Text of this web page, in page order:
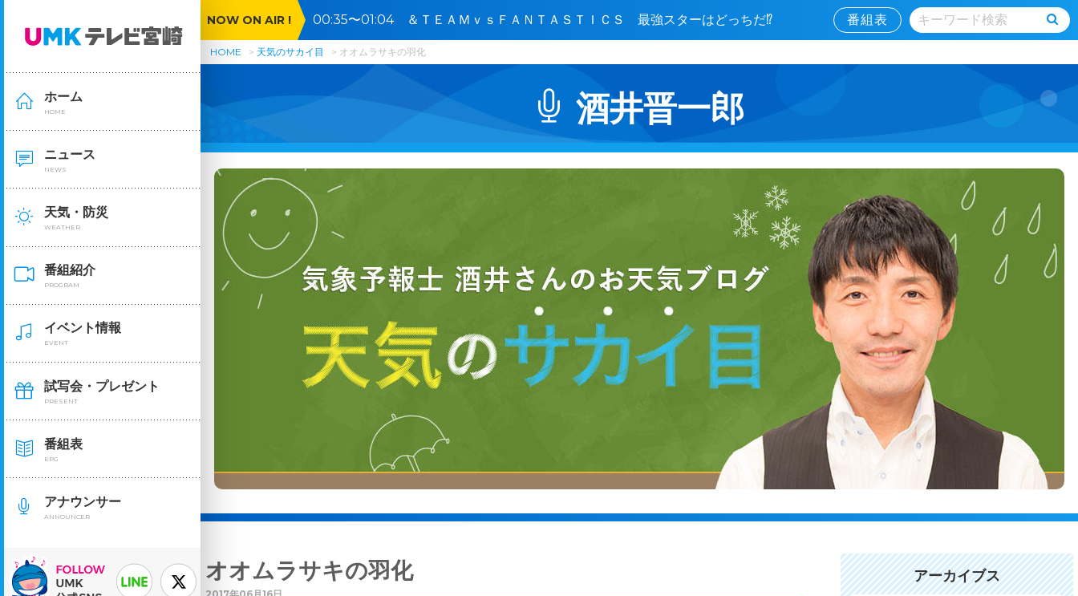
ホーム
HOME
ニュース
NEWS
天気・防災
WEATHER
番組紹介
PROGRAM
イベント情報
EVENT
試写会・プレゼント
PRESENT
番組表
EPG
アナウンサー
ANNOUNCER
NOW ON AIR ! 00:35〜01:04 ＆ＴＥＡＭｖｓＦＡＮＴＡＳＴＩＣＳ 最強スターはどっちだ⁉ 番組表
HOME 天気のサカイ目 オオムラサキの羽化
酒井晋一郎
オオムラサキの羽化 アーカイブス